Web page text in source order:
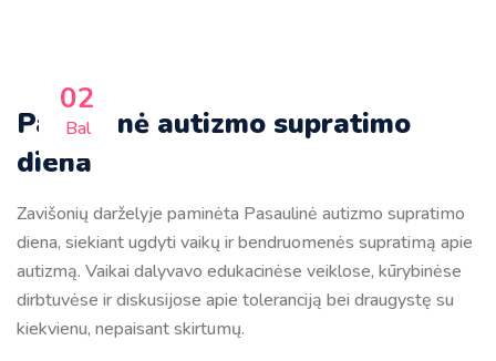
02
Bal
Pasaulinė autizmo supratimo
diena
Zavišonių darželyje paminėta Pasaulinė autizmo supratimo
diena, siekiant ugdyti vaikų ir bendruomenės supratimą apie
autizmą. Vaikai dalyvavo edukacinėse veiklose, kūrybinėse
dirbtuvėse ir diskusijose apie toleranciją bei draugystę su
kiekvienu, nepaisant skirtumų.